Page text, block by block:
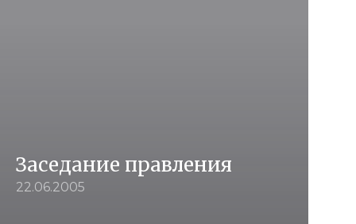
Заседание правления
22.06.2005